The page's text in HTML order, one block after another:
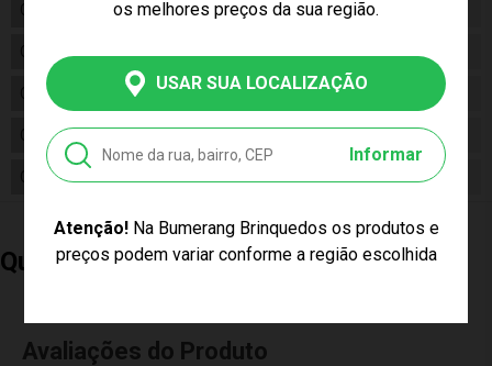
os melhores preços da sua região.
USAR SUA LOCALIZAÇÃO
Informar
Atenção!Na Bumerang Brinquedos os produtos e
preços podem variar conforme a região escolhida
R3046
Composição PVC
Conteúdo da Embalagem
Cor Produto Azul, Amarelo , Branco
Quem Comprou, Também Levou
Avaliações do Produto